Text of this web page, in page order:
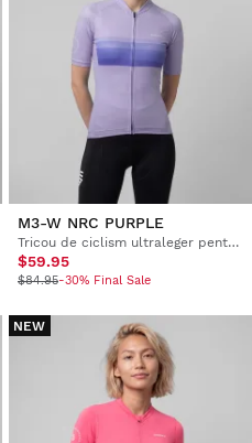
M3-W NRC PURPLE
Tricou de ciclism ultraleger pentru femei
$59.95
$84.95-30% Final Sale
NEW